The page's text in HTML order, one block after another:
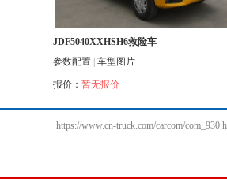
JDF5040XXHSH6救险车
参数配置 车型图片
报价： 暂无报价
https://www.cn-truck.com/carcom/